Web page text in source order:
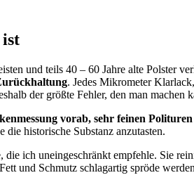
und teils 40 – 60 Jahre alte Polster
. Jedes Mikrometer
der größte Fehler, den man machen
vorab, sehr feinen
historische Substanz anzutasten.
die ich uneingeschränkt empfehle. Sie
und Schmutz schlagartig spröde